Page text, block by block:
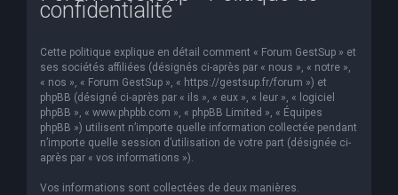
confidentialité
Cette politique explique en détail comment « Forum GestSup » et
ses sociétés affiliées (désignés ci-après par « nous », « notre »,
« nos », « Forum GestSup », « https://gestsup.fr/forum ») et
phpBB (désigné ci-après par « ils », « eux », « leur », « logiciel
phpBB », « www.phpbb.com », « phpBB Limited », « Équipes
phpBB ») utilisent n’importe quelle information collectée pendant
n’importe quelle session d’utilisation de votre part (désignée ci-
après par « vos informations »).
Vos informations sont collectées de deux manières.